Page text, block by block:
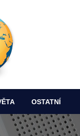
OSTATNÍ